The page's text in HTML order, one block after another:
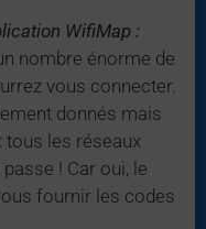
WifiMap :
nombre énorme de
vous connecter.
donnés mais
tous les réseaux
! Car oui, le
fournir les codes